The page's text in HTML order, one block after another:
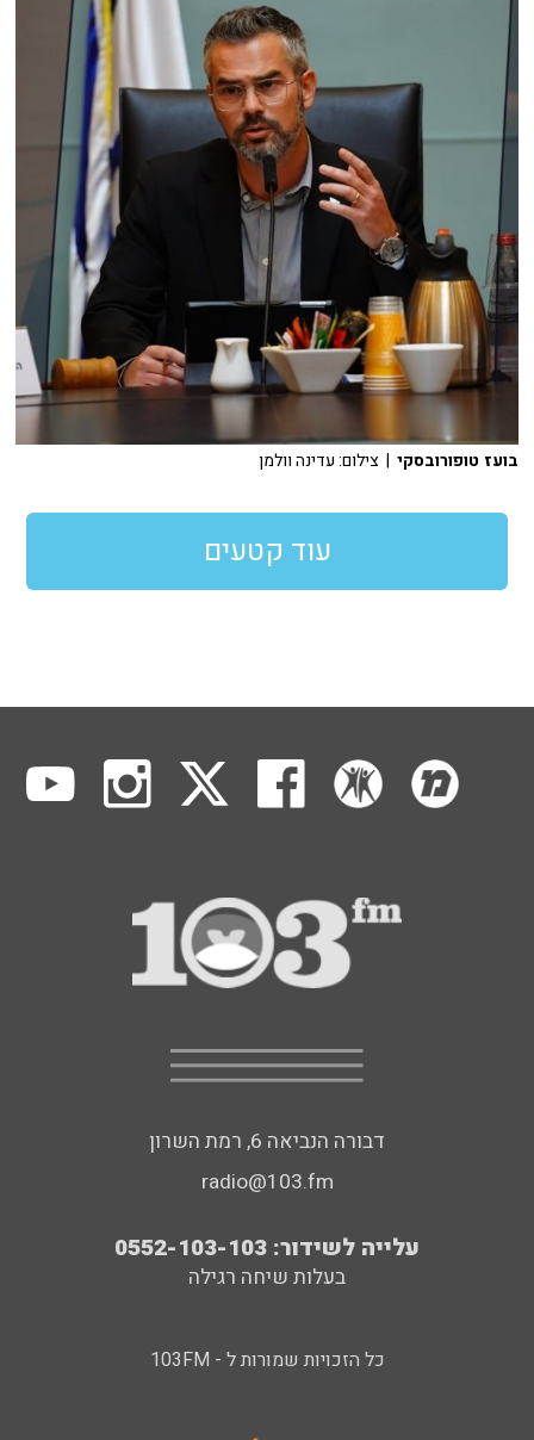
בועז טופורובסקי | צילום: עדינה וולמן
עוד קטעים
דבורה הנביאה 6, רמת השרון
radio@103.fm
עלייה לשידור: 0552-103-103
בעלות שיחה רגילה
כל הזכויות שמורות ל - 103FM